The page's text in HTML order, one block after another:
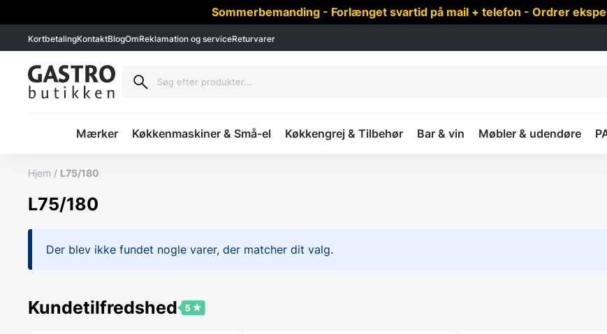
Sommerbemanding - Forlænget svartid på mail + telefon - Ordrer
KortbetalingKontaktBlogOmReklamation og serviceReturvarer
Mærker Køkkenmaskiner & Små-el Køkkengrej & Tilbehør Bar & vin Møbler & udendøre
Hjem / L75/180
L75/180
Der blev ikke fundet nogle varer, der matcher dit valg.
Kundetilfredshed